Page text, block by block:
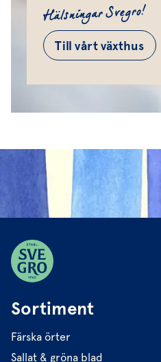
Hälsningar Svegro!
Till vårt växthus
Sortiment
Färska örter
Sallat & gröna blad